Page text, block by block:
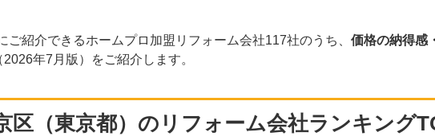
紹介できるホームプロ加盟リフォーム会社117社のうち、 価格の納得感
2026年7月版）をご紹介します。
区（東京都）のリフォーム会社ランキング